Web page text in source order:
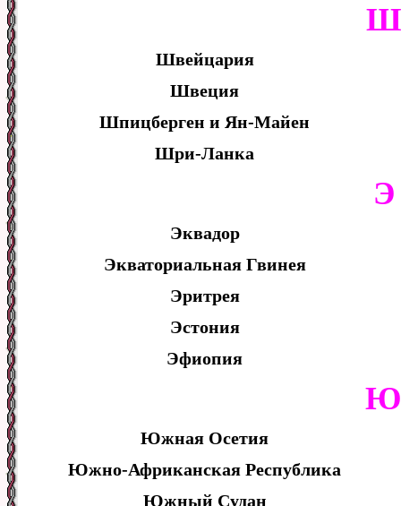
Ш
Швейцария
Швеция
Шпицберген и Ян-Майен
Шри-Ланка
Э
Эквадор
Экваториальная Гвинея
Эритрея
Эстония
Эфиопия
Ю
Южная Осетия
Южно-Африканская Республика
Южный Судан